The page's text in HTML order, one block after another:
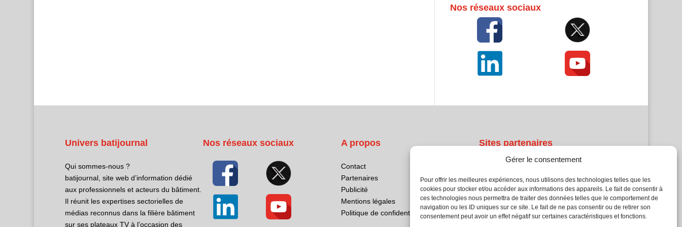
Gérer le consentement
Pour offrir les meilleures expériences, nous utilisons des technologies telles que les
cookies pour stocker et/ou accéder aux informations des appareils. Le fait de consentir à
ces technologies nous permettra de traiter des données telles que le comportement de
navigation ou les ID uniques sur ce site. Le fait de ne pas consentir ou de retirer son
consentement peut avoir un effet négatif sur certaines caractéristiques et fonctions.
Nos réseaux sociaux
Univers batijournal
Qui sommes-nous ?
batijournal, site web d’information dédié
aux professionnels et acteurs du bâtiment.
Il réunit les expertises sectorielles de
médias reconnus dans la filière bâtiment
sur ses plateaux TV à l’occasion des
Nos réseaux sociaux A propos
Contact
Partenaires
Publicité
Mentions légales
Politique de confidentialité
Sites partenaires
Atrium Patrimoine
Kiosque 21
L'Atelier Bois
Planète Bâtiment